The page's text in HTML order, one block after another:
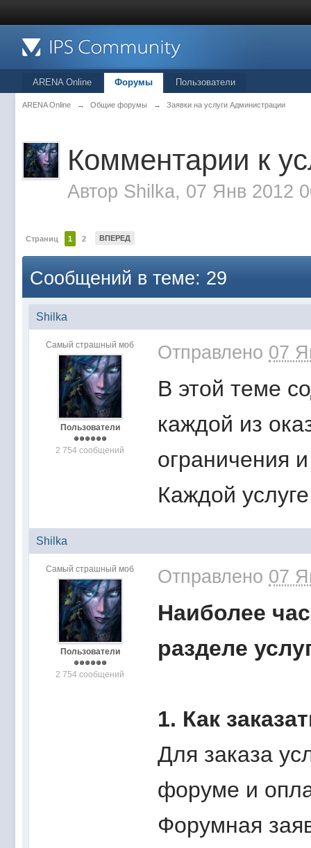
ARENA Online Форумы Пользователи
ARENA Online → Общие форумы → Заявки на услуги Администрации
Комментарии к
Автор Shilka, 07 Янв 2012
Страниц 1 2 ВПЕРЕД
Сообщений в теме: 29
Shilka
Самый страшный моб
Пользователи
2 754 сообщений
Отправлено 07
В этой теме
каждой из
ограничения
Каждой
Shilka
Самый страшный моб
Пользователи
2 754 сообщений
Отправлено 07
Наиболее
разделе
1. Как
Для заказа
форуме и
Форумная